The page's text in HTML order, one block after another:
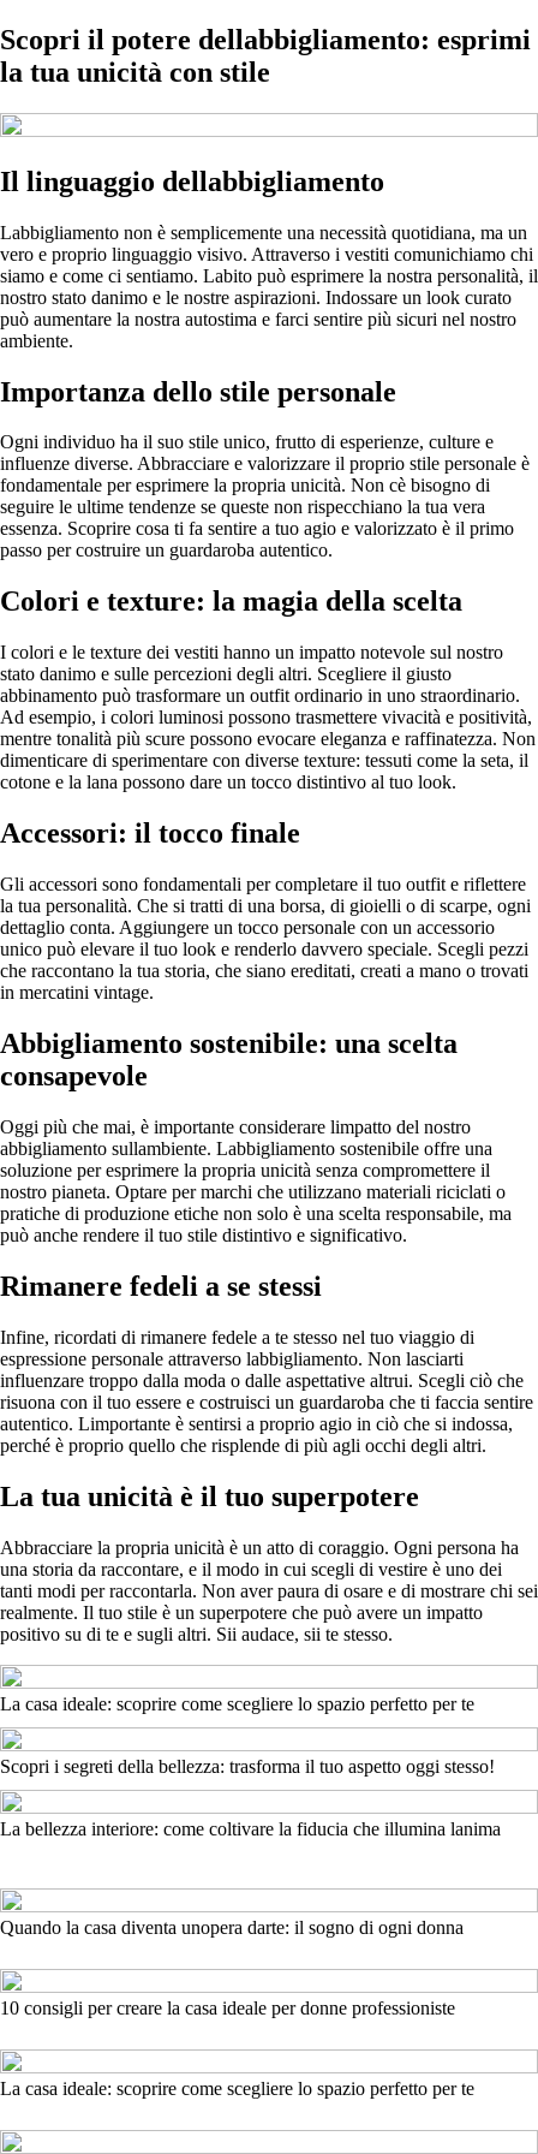
Scopri il potere dellabbigliamento: esprimi
la tua unicità con stile
Il linguaggio dellabbigliamento
Labbigliamento non è semplicemente una necessità quotidiana, ma un
vero e proprio linguaggio visivo. Attraverso i vestiti comunichiamo chi
siamo e come ci sentiamo. Labito può esprimere la nostra personalità, il
nostro stato danimo e le nostre aspirazioni. Indossare un look curato
può aumentare la nostra autostima e farci sentire più sicuri nel nostro
ambiente.
Importanza dello stile personale
Ogni individuo ha il suo stile unico, frutto di esperienze, culture e
influenze diverse. Abbracciare e valorizzare il proprio stile personale è
fondamentale per esprimere la propria unicità. Non cè bisogno di
seguire le ultime tendenze se queste non rispecchiano la tua vera
essenza. Scoprire cosa ti fa sentire a tuo agio e valorizzato è il primo
passo per costruire un guardaroba autentico.
Colori e texture: la magia della scelta
I colori e le texture dei vestiti hanno un impatto notevole sul nostro
stato danimo e sulle percezioni degli altri. Scegliere il giusto
abbinamento può trasformare un outfit ordinario in uno straordinario.
Ad esempio, i colori luminosi possono trasmettere vivacità e positività,
mentre tonalità più scure possono evocare eleganza e raffinatezza. Non
dimenticare di sperimentare con diverse texture: tessuti come la seta, il
cotone e la lana possono dare un tocco distintivo al tuo look.
Accessori: il tocco finale
Gli accessori sono fondamentali per completare il tuo outfit e riflettere
la tua personalità. Che si tratti di una borsa, di gioielli o di scarpe, ogni
dettaglio conta. Aggiungere un tocco personale con un accessorio
unico può elevare il tuo look e renderlo davvero speciale. Scegli pezzi
che raccontano la tua storia, che siano ereditati, creati a mano o trovati
in mercatini vintage.
Abbigliamento sostenibile: una scelta
consapevole
Oggi più che mai, è importante considerare limpatto del nostro
abbigliamento sullambiente. Labbigliamento sostenibile offre una
soluzione per esprimere la propria unicità senza compromettere il
nostro pianeta. Optare per marchi che utilizzano materiali riciclati o
pratiche di produzione etiche non solo è una scelta responsabile, ma
può anche rendere il tuo stile distintivo e significativo.
Rimanere fedeli a se stessi
Infine, ricordati di rimanere fedele a te stesso nel tuo viaggio di
espressione personale attraverso labbigliamento. Non lasciarti
influenzare troppo dalla moda o dalle aspettative altrui. Scegli ciò che
risuona con il tuo essere e costruisci un guardaroba che ti faccia sentire
autentico. Limportante è sentirsi a proprio agio in ciò che si indossa,
perché è proprio quello che risplende di più agli occhi degli altri.
La tua unicità è il tuo superpotere
Abbracciare la propria unicità è un atto di coraggio. Ogni persona ha
una storia da raccontare, e il modo in cui scegli di vestire è uno dei
tanti modi per raccontarla. Non aver paura di osare e di mostrare chi sei
realmente. Il tuo stile è un superpotere che può avere un impatto
positivo su di te e sugli altri. Sii audace, sii te stesso.
La casa ideale: scoprire come scegliere lo spazio perfetto per te
Scopri i segreti della bellezza: trasforma il tuo aspetto oggi stesso!
La bellezza interiore: come coltivare la fiducia che illumina lanima
Quando la casa diventa unopera darte: il sogno di ogni donna
10 consigli per creare la casa ideale per donne professioniste
La casa ideale: scoprire come scegliere lo spazio perfetto per te